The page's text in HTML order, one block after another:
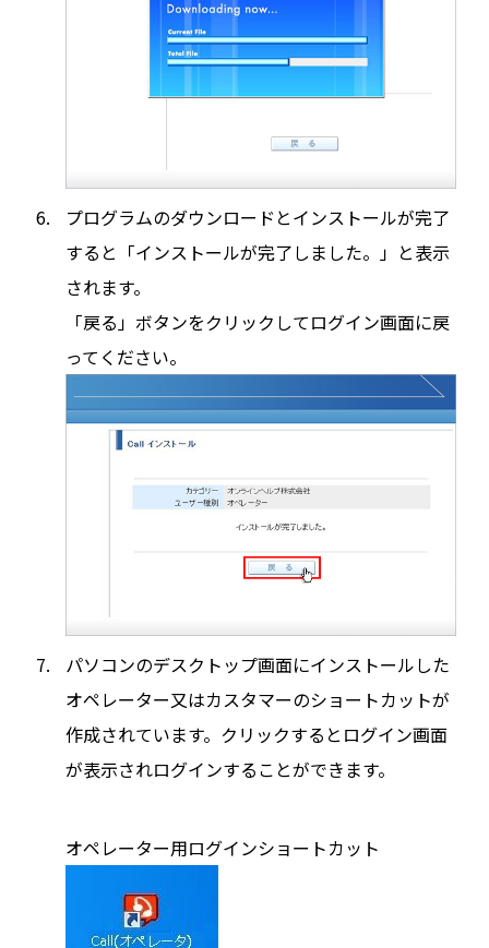
プログラムのダウンロードとインストールが完了
すると「インストールが完了しました。」と表示
されます。
「戻る」ボタンをクリックしてログイン画面に戻
ってください。
パソコンのデスクトップ画面にインストールした
オペレーター又はカスタマーのショートカットが
作成されています。クリックするとログイン画面
が表示されログインすることができます。
オペレーター用ログインショートカット